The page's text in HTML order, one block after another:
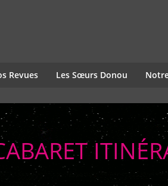
Revues Les Sœurs Donou